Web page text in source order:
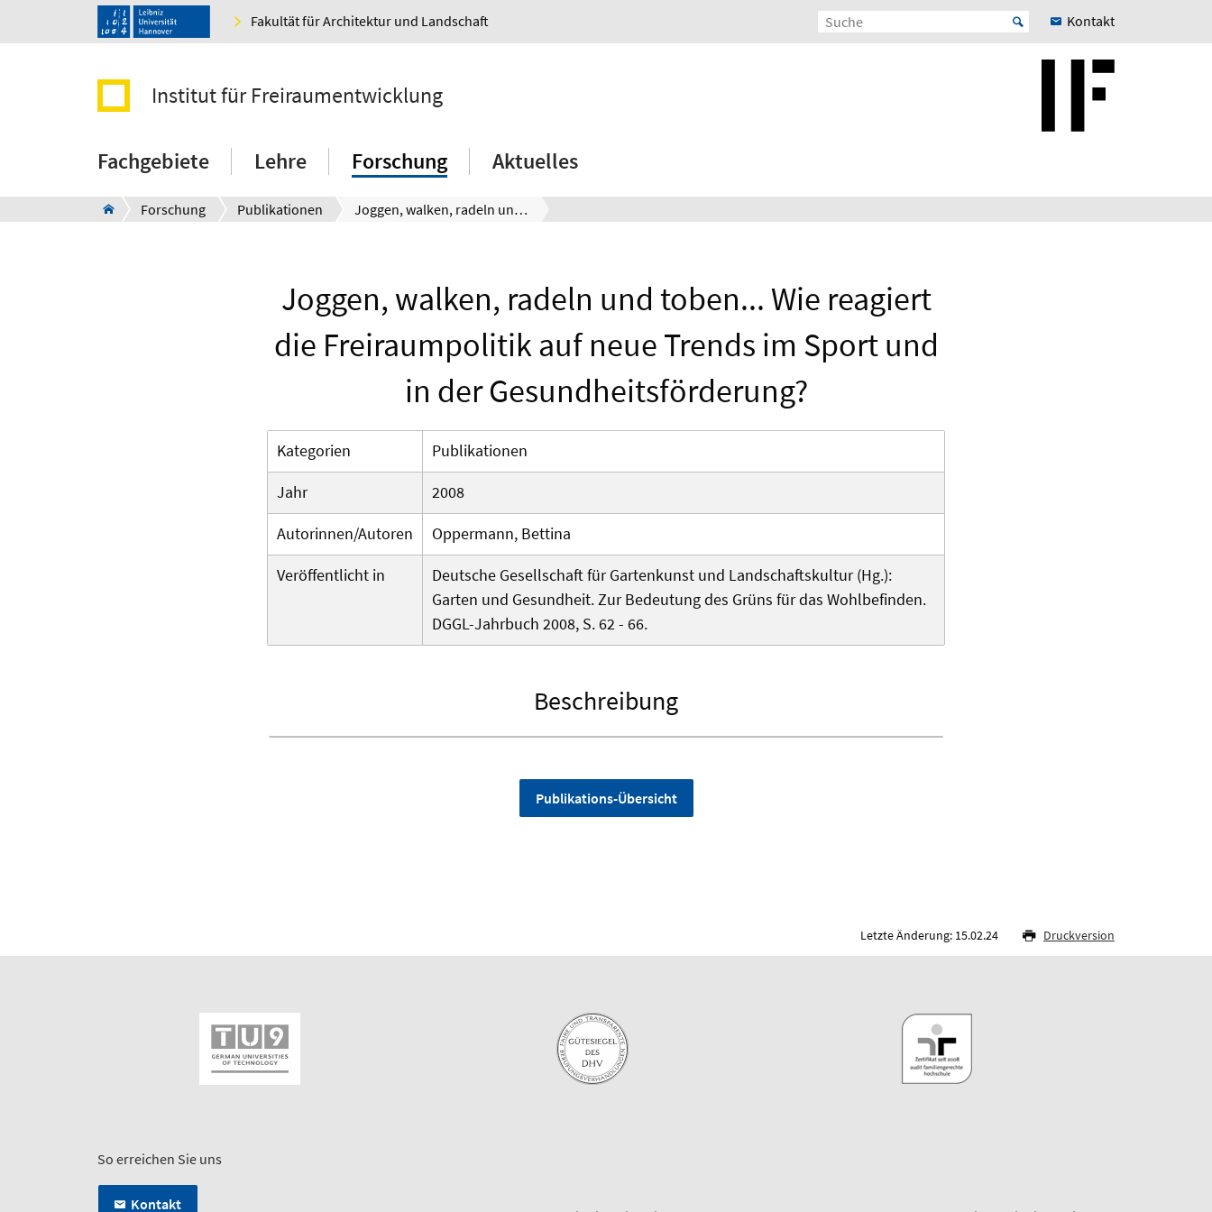
Fakultät für Architektur und Landschaft Kontakt
Institut für Freiraumentwicklung
Fachgebiete Lehre Forschung Aktuelles
Forschung Publikationen Joggen, walken, radeln und toben... Wie reagiert die Freiraumpolitik auf neue Trends im Sport und in der Gesundheitsförderung?
Joggen, walken, radeln und toben... Wie reagiert
die Freiraumpolitik auf neue Trends im Sport und
in der Gesundheitsförderung?
Kategorien
Publikationen
Jahr
2008
Autorinnen/Autoren
Oppermann, Bettina
Veröffentlicht in
Deutsche Gesellschaft für Gartenkunst und Landschaftskultur (Hg.):
Garten und Gesundheit. Zur Bedeutung des Grüns für das Wohlbefinden.
DGGL-Jahrbuch 2008, S. 62 - 66.
Beschreibung
Publikations-Übersicht
Letzte Änderung: 15.02.24 Druckversion
So erreichen Sie uns
Kontakt